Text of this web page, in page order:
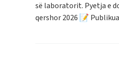
së laboratorit. Pyetja e
qershor 2026 📝Afrikaans
Монгол